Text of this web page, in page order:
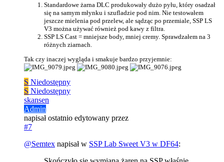
Standardowe żarna DLC produkowały dużo pyłu, który osadzał
się na samym młynku i szufladzie pod nim. Nie testowałem
jeszcze mielenia pod przelew, ale sądząc po przemiale, SSP LS
V3 można używać również pod kawy z filtra.
SSP LS Cast = mniejsze body, mniej cremy. Sprawdzałem na 3
różnych ziarnach.
Tak czy inaczej wygląda i smakuje bardzo przyjemnie:
S Niedostępny
S Niedostępny
skansen
Admin
napisałostatnio edytowany przez
#7
@Semtex napisał w SSP Lab Sweet V3 w DF64: